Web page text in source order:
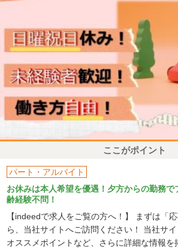
ここがポイント
パート・アルバイト
お休みは本人希望を優遇！夕方からの勤務で
齢経験不問！
【indeedで求人をご覧の方へ！】 まずは「
ら、当社サイトへご訪問ください！ 当社サ
オススメポイントなど、さらに詳細な情報